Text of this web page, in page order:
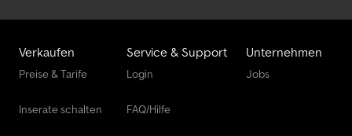
Verkaufen
Preise & Tarife
Inserate schalten
Service & Support
Login
FAQ/Hilfe
Unternehmen
Jobs